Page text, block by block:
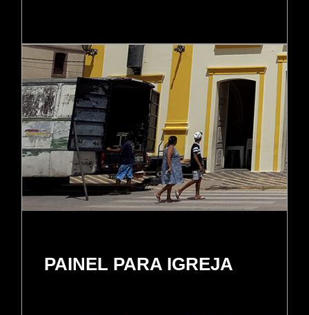
PAINEL PARA IGREJA